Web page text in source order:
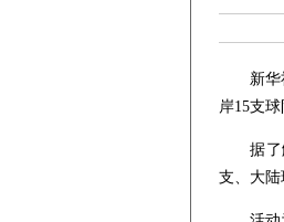
新华社
岸15支
据了解
支、大陆